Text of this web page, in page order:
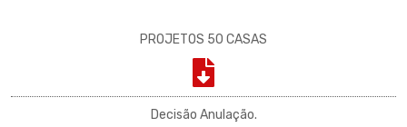
PROJETOS 50 CASAS
Decisão Anulação.